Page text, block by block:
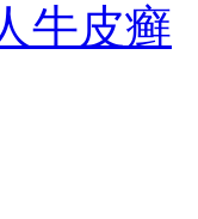
牛皮癣